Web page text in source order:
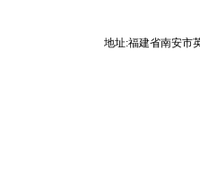
地址:福建省南安市